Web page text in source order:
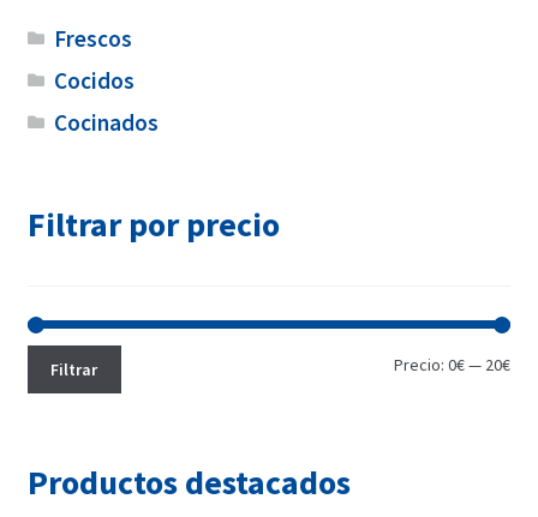
Frescos
Cocidos
Cocinados
Filtrar por precio
Filtrar Precio:0€— 20€
Productos destacados